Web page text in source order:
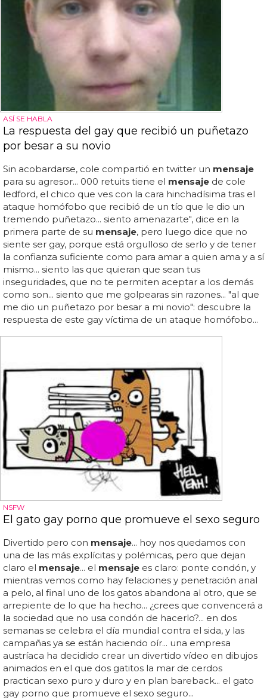
ASÍ SE HABLA
La respuesta del gay que recibió un puñetazo
por besar a su novio
Sin acobardarse, cole compartió en twitter un mensaje
para su agresor... 000 retuits tiene el mensaje de cole
ledford, el chico que ves con la cara hinchadísima tras el
ataque homófobo que recibió de un tío que le dio un
tremendo puñetazo... siento amenazarte", dice en la
primera parte de su mensaje, pero luego dice que no
siente ser gay, porque está orgulloso de serlo y de tener
la confianza suficiente como para amar a quien ama y a sí
mismo... siento las que quieran que sean tus
inseguridades, que no te permiten aceptar a los demás
como son... siento que me golpearas sin razones... "al que
me dio un puñetazo por besar a mi novio": descubre la
respuesta de este gay víctima de un ataque homófobo...
NSFW
El gato gay porno que promueve el sexo seguro
Divertido pero con mensaje... hoy nos quedamos con
una de las más explícitas y polémicas, pero que dejan
claro el mensaje... el mensaje es claro: ponte condón, y
mientras vemos como hay felaciones y penetración anal
a pelo, al final uno de los gatos abandona al otro, que se
arrepiente de lo que ha hecho... ¿crees que convencerá a
la sociedad que no usa condón de hacerlo?... en dos
semanas se celebra el día mundial contra el sida, y las
campañas ya se están haciendo oír... una empresa
austríaca ha decidido crear un divertido vídeo en dibujos
animados en el que dos gatitos la mar de cerdos
practican sexo puro y duro y en plan bareback... el gato
gay porno que promueve el sexo seguro...